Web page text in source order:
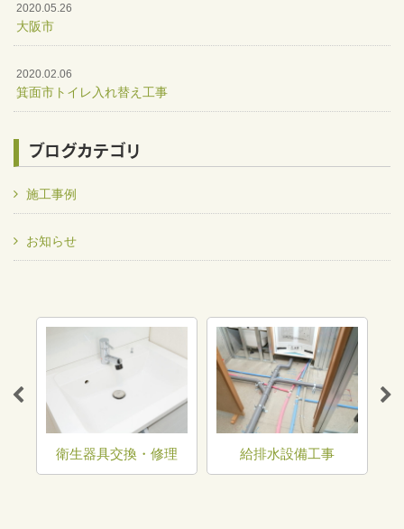
2020.05.26
大阪市
2020.02.06
箕面市トイレ入れ替え工事
ブログカテゴリ
施工事例
お知らせ
衛生器具交換・修理 給排水設備工事